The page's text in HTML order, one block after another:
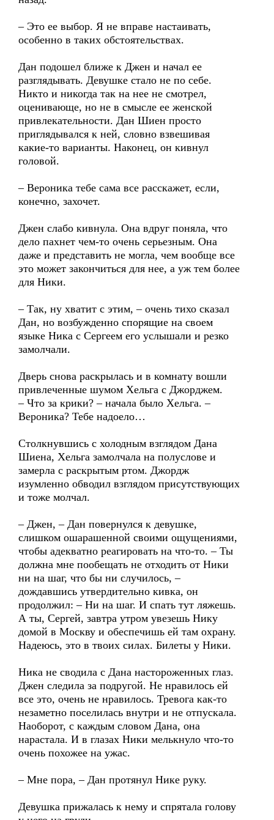
– Это ее выбор. Я не вправе настаивать,
особенно в таких обстоятельствах.
Дан подошел ближе к Джен и начал ее
разглядывать. Девушке стало не по себе.
Никто и никогда так на нее не смотрел,
оценивающе, но не в смысле ее женской
привлекательности. Дан Шиен просто
приглядывался к ней, словно взвешивая
какие-то варианты. Наконец, он кивнул
головой.
– Вероника тебе сама все расскажет, если,
конечно, захочет.
Джен слабо кивнула. Она вдруг поняла, что
дело пахнет чем-то очень серьезным. Она
даже и представить не могла, чем вообще все
это может закончиться для нее, а уж тем более
для Ники.
– Так, ну хватит с этим, – очень тихо сказал
Дан, но возбужденно спорящие на своем
языке Ника с Сергеем его услышали и резко
замолчали.
Дверь снова раскрылась и в комнату вошли
привлеченные шумом Хельга с Джорджем.
– Что за крики? – начала было Хельга. –
Вероника? Тебе надоело…
Столкнувшись с холодным взглядом Дана
Шиена, Хельга замолчала на полуслове и
замерла с раскрытым ртом. Джордж
изумленно обводил взглядом присутствующих
и тоже молчал.
– Джен, – Дан повернулся к девушке,
слишком ошарашенной своими ощущениями,
чтобы адекватно реагировать на что-то. – Ты
должна мне пообещать не отходить от Ники
ни на шаг, что бы ни случилось, –
дождавшись утвердительно кивка, он
продолжил: – Ни на шаг. И спать тут ляжешь.
А ты, Сергей, завтра утром увезешь Нику
домой в Москву и обеспечишь ей там охрану.
Надеюсь, это в твоих силах. Билеты у Ники.
Ника не сводила с Дана настороженных глаз.
Джен следила за подругой. Не нравилось ей
все это, очень не нравилось. Тревога как-то
незаметно поселилась внутри и не отпускала.
Наоборот, с каждым словом Дана, она
нарастала. И в глазах Ники мелькнуло что-то
очень похожее на ужас.
– Мне пора, – Дан протянул Нике руку.
Девушка прижалась к нему и спрятала голову